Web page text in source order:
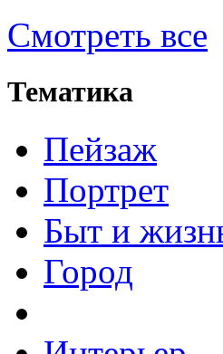
Смотреть все
Тематика
Пейзаж
Портрет
Быт и
Город